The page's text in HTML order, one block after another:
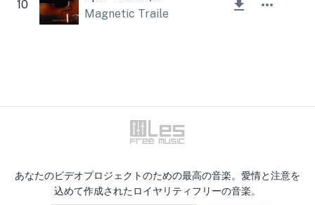
10
Magnetic Trailer
あなたのビデオプロジェクトのための最高の音楽。愛情と注意を
込めて作成されたロイヤリティフリーの音楽。